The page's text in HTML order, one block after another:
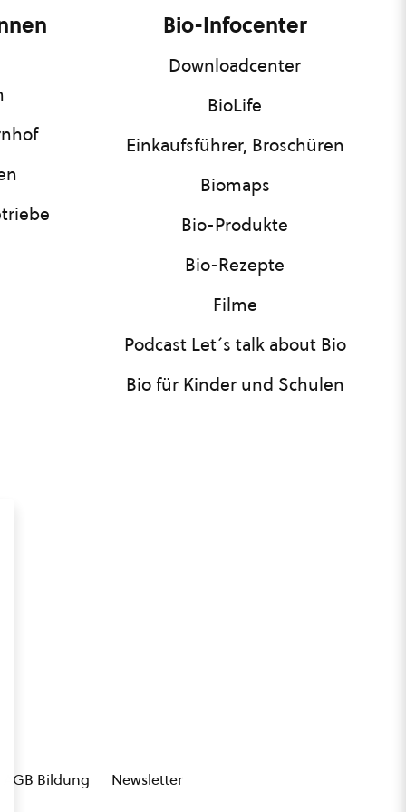
Bio-Infocenter
Downloadcenter
BioLife
Einkaufsführer, Broschüren
Biomaps
Bio-Produkte
Bio-Rezepte
Filme
Podcast Let´s talk about Bio
Bio für Kinder und Schulen
AGB Bildung Newsletter